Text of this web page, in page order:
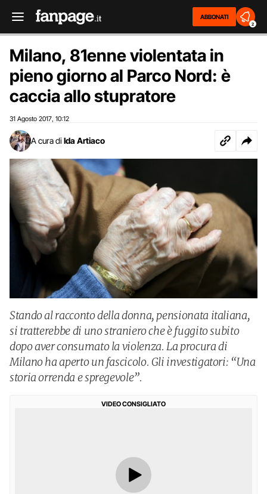
ABBONATI
2
Milano, 81enne violentata in
pieno giorno al Parco Nord: è
caccia allo stupratore
31 Agosto 2017 10:12
A cura di Ida Artiaco
Stando al racconto della donna, pensionata italiana,
si tratterebbe di uno straniero che è fuggito subito
dopo aver consumato la violenza. La procura di
Milano ha aperto un fascicolo. Gli investigatori: “Una
storia orrenda e spregevole”.
VIDEO CONSIGLIATO